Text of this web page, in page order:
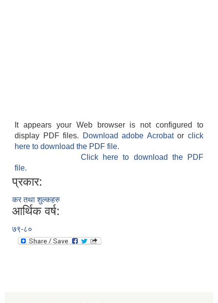
It appears your Web browser is not configured to
display PDF files.
Download adobe Acrobatorclick
here to download the PDF file.
Click here to download the PDF
file.
प्रकार:
कर तथा शुल्कहरु
आर्थिक वर्ष:
७९-८०